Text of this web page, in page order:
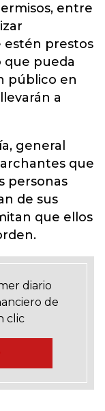
entre
estén prestos
pueda
público en
a
general
que
personas
de sus
que ellos
diario
de
clic